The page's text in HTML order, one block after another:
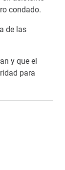
condado.
de las
y que el
para